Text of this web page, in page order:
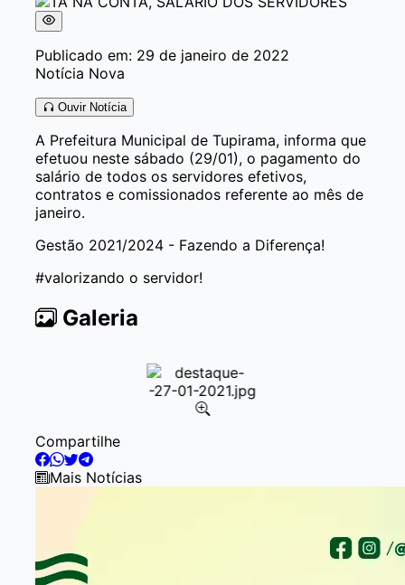
Publicado em: 29 de janeiro de 2022
Notícia Nova
Ouvir Notícia
A Prefeitura Municipal de Tupirama, informa que
efetuou neste sábado (29/01), o pagamento do
salário de todos os servidores efetivos,
contratos e comissionados referente ao mês de
janeiro.
Gestão 2021/2024 - Fazendo a Diferença!
#valorizando o servidor!
Galeria
Item
1
of
Compartilhe
Mais Notícias